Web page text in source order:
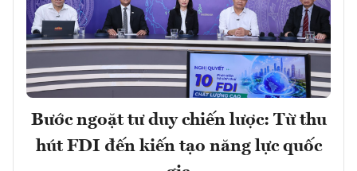
Bước ngoặt tư duy chiến lược: Từ thu
hút FDI đến kiến tạo năng lực quốc